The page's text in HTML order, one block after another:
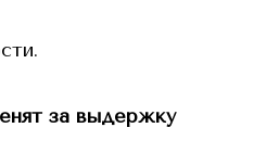
за выдержку